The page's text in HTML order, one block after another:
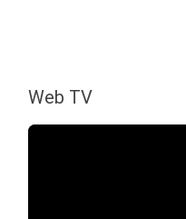
Web TV